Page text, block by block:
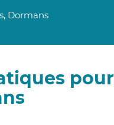
Dormans
pour